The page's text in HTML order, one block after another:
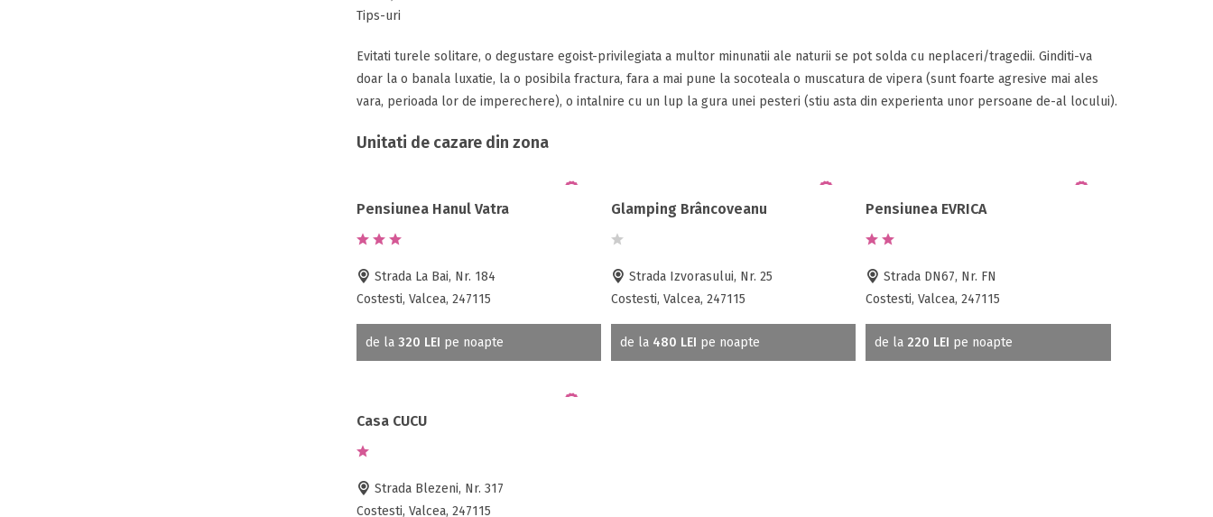
Tips-uri
Evitati turele solitare, o degustare egoist-privilegiata a multor minunatii ale naturii se pot solda cu neplaceri/tragedii. Ginditi-va
doar la o banala luxatie, la o posibila fractura, fara a mai pune la socoteala o muscatura de vipera (sunt foarte agresive mai ales
vara, perioada lor de imperechere), o intalnire cu un lup la gura unei pesteri (stiu asta din experienta unor persoane de-al locului).
Unitati de cazare din zona
Pensiunea Hanul Vatra
Strada La Bai, Nr. 184
Costesti, Valcea, 247115
de la 320 LEI pe noapte
Glamping Brâncoveanu
Strada Izvorasului, Nr. 25
Costesti, Valcea, 247115
de la 480 LEI pe noapte
Pensiunea EVRICA
Strada DN67, Nr. FN
Costesti, Valcea, 247115
de la 220 LEI pe noapte
Casa CUCU
Strada Blezeni, Nr. 317
Costesti, Valcea, 247115